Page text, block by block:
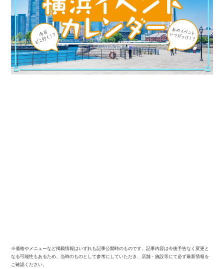
※価格やメニューなど掲載情報はいずれも記事公開時のものです。記事内容は今後予告なく変更と
なる可能性もあるため、当時のものとして参考にしていただき、店舗・施設等にて必ず最新情報を
ご確認ください。